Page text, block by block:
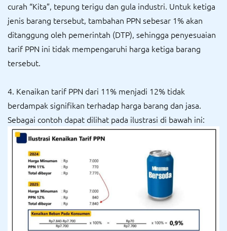
curah “Kita”, tepung terigu dan gula industri. Untuk ketiga
jenis barang tersebut, tambahan PPN sebesar 1% akan
ditanggung oleh pemerintah (DTP), sehingga penyesuaian
tarif PPN ini tidak mempengaruhi harga ketiga barang
tersebut.
4. Kenaikan tarif PPN dari 11% menjadi 12% tidak
berdampak signifikan terhadap harga barang dan jasa.
Sebagai contoh dapat dilihat pada ilustrasi di bawah ini: